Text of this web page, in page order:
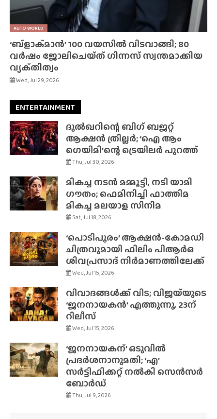
AUTO WORLD
‘ബ്‌ളാക്‌മാൻ’ 100 വയസിൽ വിടവാങ്ങി; 80
വർഷം ജോലിചെയ്‌ത്‌ ഗിന്നസ് സ്വന്തമാക്കിയ
വ്യക്‌തിത്വം
Wed, Jul 29, 2026
ENTERTAINMENT
ദുൽഖറിന്റെ ബിഗ് ബജറ്റ്
ആക്ഷൻ ത്രില്ലർ; ‘ഐ ആം
ഗെയിമി’ന്റെ ട്രെയിലർ പുറത്ത്
Thu, Jul 30, 2026
മികച്ച നടൻ മമ്മൂട്ടി, നടി യാമി
ഗൗതം; ഫെമിനിച്ചി ഫാത്തിമ
മികച്ച മലയാള സിനിമ
Sat, Jul 18, 2026
‘പൊടിപൂരം’ ആക്ഷൻ-കോമഡി
ചിത്രവുമായി ഫിലിം പിആർഒ
ശിവപ്രസാദ് നിർമാണത്തിലേക്ക്
Wed, Jul 15, 2026
വിവാദങ്ങൾക്ക് വിട; വിജയ്‌യുടെ
‘ജനനായകൻ’ എത്തുന്നു, 23ന്
റിലീസ്
Wed, Jul 15, 2026
‘ജനനായകന്’ ഒടുവിൽ
പ്രദർശനാനുമതി; ‘എ’
സർട്ടിഫിക്കറ്റ് നൽകി സെൻസർ
ബോർഡ്
Thu, Jul 9, 2026